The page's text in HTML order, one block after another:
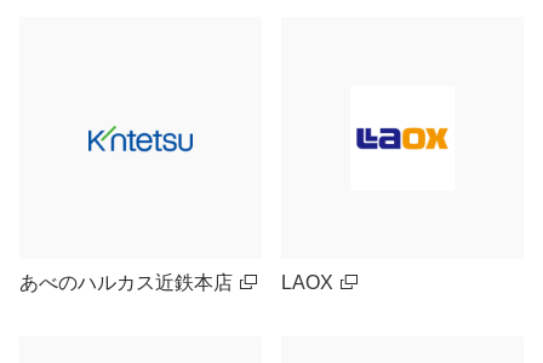
あべのハルカス近鉄本店 LAOX